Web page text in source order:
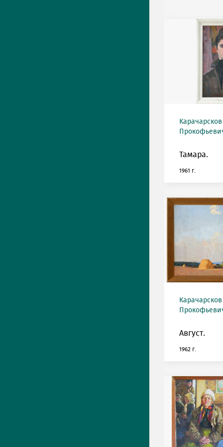
Тамара.
1961 г.
Август.
1962 г.